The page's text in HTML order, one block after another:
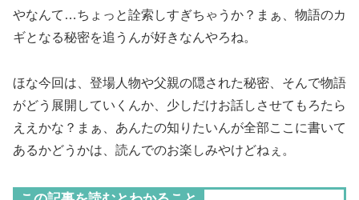
やなんて…ちょっと詮索しすぎちゃうか？まぁ、物語のカ
ギとなる秘密を追うんが好きなんやろね。
ほな今回は、登場人物や父親の隠された秘密、そんで物語
がどう展開していくんか、少しだけお話しさせてもろたら
ええかな？まぁ、あんたの知りたいんが全部ここに書いて
あるかどうかは、読んでのお楽しみやけどねぇ。